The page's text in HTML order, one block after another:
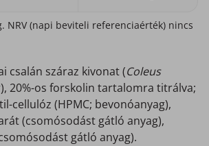
NRV (napi beviteli referenciaérték) nincs
csalán száraz kivonat (Coleus
20%-os forskolin tartalomra titrálva;
cellulóz (HPMC; bevonóanyag),
(csomósodást gátló anyag),
gátló anyag).